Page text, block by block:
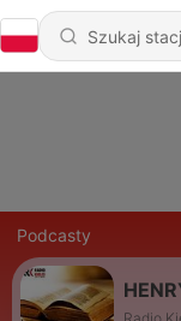
Podcasty
Radio